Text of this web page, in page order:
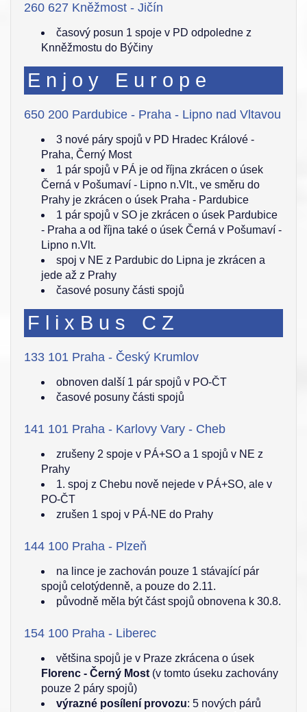
260 627 Kněžmost - Jičín
časový posun 1 spoje v PD odpoledne z
Knněžmostu do Býčiny
Enjoy Europe
650 200 Pardubice - Praha - Lipno nad Vltavou
3 nové páry spojů v PD Hradec Králové -
Praha, Černý Most
1 pár spojů v PÁ je od října zkrácen o úsek
Černá v Pošumaví - Lipno n.Vlt., ve směru do
Prahy je zkrácen o úsek Praha - Pardubice
1 pár spojů v SO je zkrácen o úsek Pardubice
- Praha a od října také o úsek Černá v Pošumaví -
Lipno n.Vlt.
spoj v NE z Pardubic do Lipna je zkrácen a
jede až z Prahy
časové posuny části spojů
FlixBus CZ
133 101 Praha - Český Krumlov
obnoven další 1 pár spojů v PO-ČT
časové posuny části spojů
141 101 Praha - Karlovy Vary - Cheb
zrušeny 2 spoje v PÁ+SO a 1 spojů v NE z
Prahy
1. spoj z Chebu nově nejede v PÁ+SO, ale v
PO-ČT
zrušen 1 spoj v PÁ-NE do Prahy
144 100 Praha - Plzeň
na lince je zachován pouze 1 stávající pár
spojů celotýdenně, a pouze do 2.11.
původně měla být část spojů obnovena k 30.8.
154 100 Praha - Liberec
většina spojů je v Praze zkrácena o úsek
Florenc - Černý Most (v tomto úseku zachovány
pouze 2 páry spojů)
výrazné posílení provozu: 5 nových párů